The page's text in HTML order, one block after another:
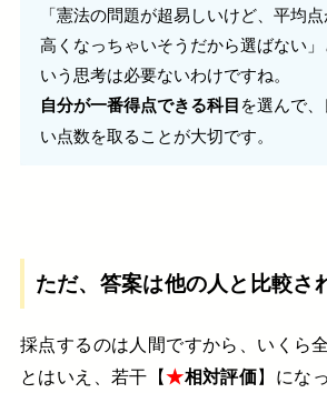
「憲法の問題が超易しいけど、平均
高くなっちゃいそうだから選ばない」
いう思考は必要ないわけですね。
自分が一番得点できる科目 を選んで、
い点数を取ることが大切です。
ただ、答案は他の人と比較さ
採点するのは人間ですから、いくら
とはいえ、若干【★相対評価】にな